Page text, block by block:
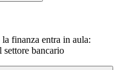
finanza entra in aula:
bancario